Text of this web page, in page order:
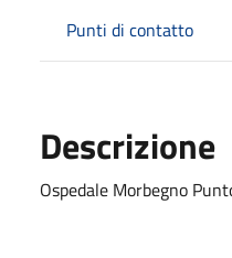
Punti di contatto
Descrizione
Ospedale Morbegno